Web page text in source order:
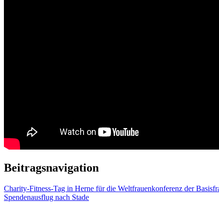
Beitragsnavigation
Charity-Fitness-Tag in Herne für die Weltfrauenkonferenz der
Spendenausflug nach Stade